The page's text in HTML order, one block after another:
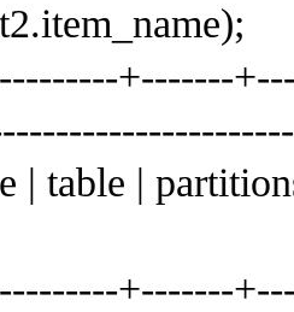
+-------
| table |
+-------